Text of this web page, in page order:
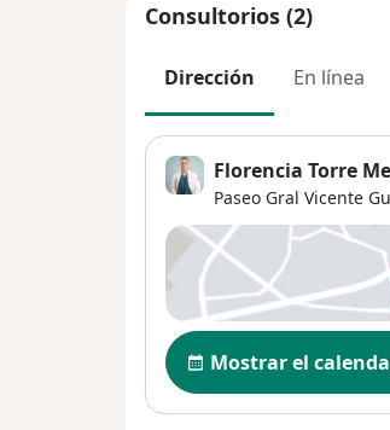
Consultorios (2)
Dirección En línea
Florencia Torre
Paseo Gral Vicente
Disponibilidad
Mostrar el